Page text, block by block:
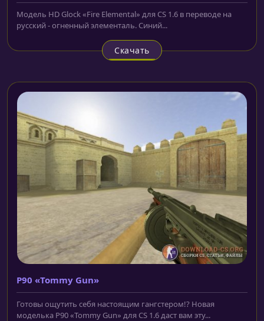
Модель HD Glock «Fire Elemental» для CS 1.6 в переводе на
русский - огненный элементаль. Синий...
Скачать
P90 «Tommy Gun»
Готовы ощутить себя настоящим гангстером!? Новая
моделька P90 «Tommy Gun» для CS 1.6 даст вам эту...